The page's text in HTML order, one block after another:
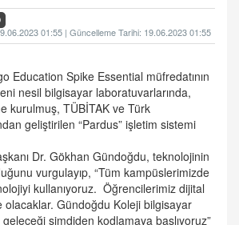
01:55 | Güncelleme Tarihi: 19.06.2023 01:55
Education Spike Essential müfredatının
nesil bilgisayar laboratuvarlarında,
kurulmuş, TÜBİTAK ve Türk
geliştirilen “Pardus” işletim sistemi
Dr. Gökhan Gündoğdu, teknolojinin
vurgulayıp, “Tüm kampüslerimizde
kullanıyoruz. Öğrencilerimiz dijital
olacaklar. Gündoğdu Koleji bilgisayar
şimdiden kodlamaya başlıyoruz”